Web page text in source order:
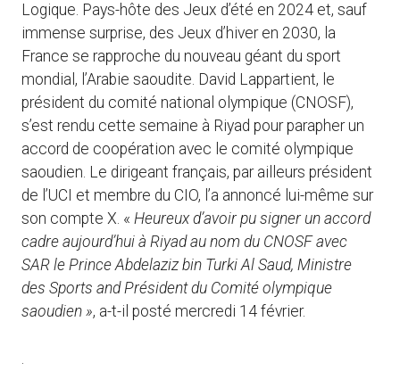
Logique. Pays-hôte des Jeux d’été en 2024 et, sauf
immense surprise, des Jeux d’hiver en 2030, la
France se rapproche du nouveau géant du sport
mondial, l’Arabie saoudite. David Lappartient, le
président du comité national olympique (CNOSF),
s’est rendu cette semaine à Riyad pour parapher un
accord de coopération avec le comité olympique
saoudien. Le dirigeant français, par ailleurs président
de l’UCI et membre du CIO, l’a annoncé lui-même sur
son compte X. « Heureux d’avoir pu signer un accord
cadre aujourd’hui à Riyad au nom du CNOSFavec
SAR le Prince Abdelaziz bin Turki Al Saud, Ministre
des Sports and Président du Comité olympique
saoudien », a-t-il posté mercredi 14 février.